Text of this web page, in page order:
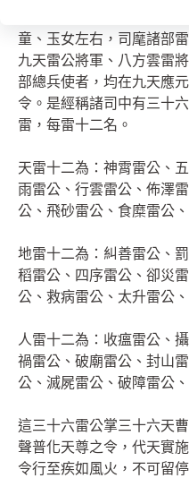
童、玉女左右，司麾諸部
九天雷公將軍、八方雲雷
部總兵使者，均在九天應
令。是經稱諸司中有三十
雷，每雷十二名。
天雷十二為：神霄雷公、
雨雷公、行雲雷公、佈澤
公、飛砂雷公、食糜雷公
地雷十二為：糾善雷公、
稻雷公、四序雷公、卻災
公、救病雷公、太升雷公
人雷十二為：收瘟雷公、
禍雷公、破廟雷公、封山
公、滅屍雷公、破障雷公
這三十六雷公掌三十六天
聲普化天尊之令，代天實
令行至疾如風火，不可留